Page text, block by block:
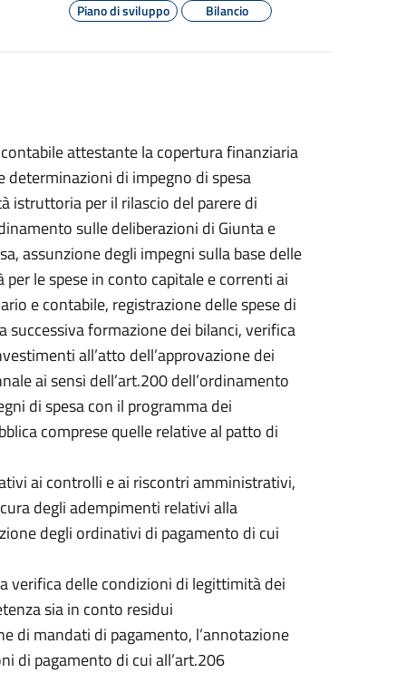
Piano di sviluppo
Bilancio
attestante la copertura finanziaria
determinazioni di impegno di spesa
istruttoria per il rilascio del parere di
sulle deliberazioni di Giunta e
assunzione degli impegni sulla base delle
le spese in conto capitale e correnti ai
e contabile, registrazione delle spese di
successiva formazione dei bilanci, verifica
all’atto dell’approvazione dei
ai sensi dell’art.200 dell’ordinamento
di spesa con il programma dei
comprese quelle relative al patto di
ai controlli e ai riscontri amministrativi,
degli adempimenti relativi alla
degli ordinativi di pagamento di cui
verifica delle condizioni di legittimità dei
sia in conto residui
di mandati di pagamento, l’annotazione
di pagamento di cui all’art.206